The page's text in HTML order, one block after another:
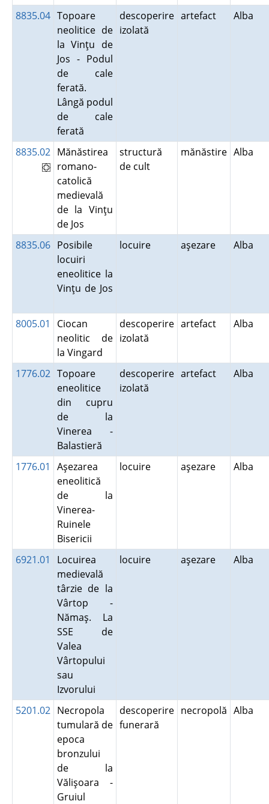
8835.04 Topoare
neolitice de
la Vinţu de
Jos - Podul
de cale
ferată.
Lângă podul
de cale
ferată
descoperire
izolată
artefact Alba
8835.02 Mănăstirea
romano-
catolică
medievală
de la Vinţu
de Jos
structură
de cult
mănăstire Alba
8835.06 Posibile
locuiri
eneolitice la
Vinţu de Jos
locuire aşezare Alba
8005.01
Ciocan
neolitic de
la Vingard
descoperire
izolată
artefact Alba
1776.02 Topoare
eneolitice
din cupru
de la
Vinerea -
Balastieră
descoperire
izolată
artefact Alba
1776.01
Aşezarea
eneolitică
de la
Vinerea-
Ruinele
Bisericii
locuire aşezare Alba
6921.01
Locuirea
medievală
târzie de la
Vârtop -
Nămaş. La
SSE de
Valea
Vârtopului
sau
Izvorului
locuire aşezare Alba
5201.02 Necropola
tumulară de
epoca
bronzului
de la
Vălişoara -
Gruiul
descoperire
funerară
necropolă Alba